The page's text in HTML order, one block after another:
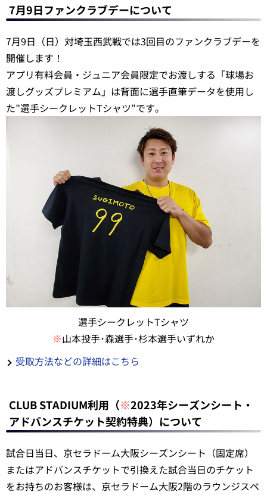
7月9日ファンクラブデーについて
7月9日（日）対埼玉西武戦では3回目のファンクラブデーを
開催します！
アプリ有料会員・ジュニア会員限定でお渡しする「球場お
渡しグッズプレミアム」は背面に選手直筆データを使用し
た”選手シークレットTシャツ”です。
選手シークレットTシャツ
※山本投手･森選手･杉本選手いずれか
受取方法などの詳細はこちら
CLUB STADIUM利用（※2023年シーズンシート・
アドバンスチケット契約特典）について
試合日当日、京セラドーム大阪シーズンシート（固定席）
またはアドバンスチケットで引換えた試合当日のチケット
をお持ちのお客様は、京セラドーム大阪2階のラウンジスペ